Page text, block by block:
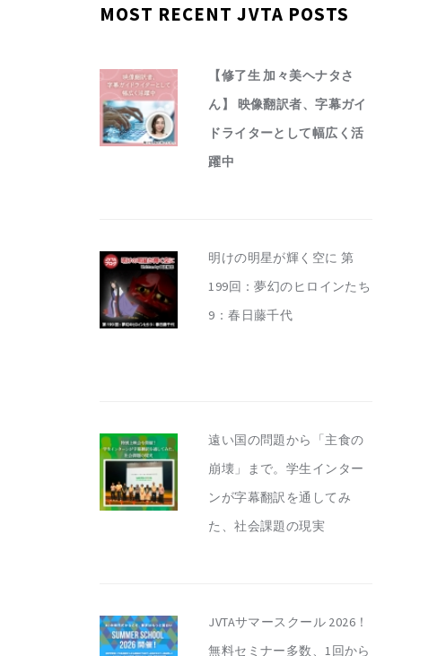
MOST RECENT JVTA POSTS
【修了生 加々美ヘナタさ
ん】 映像翻訳者、字幕ガイ
ドライターとして幅広く活
躍中
明けの明星が輝く空に 第
199回：夢幻のヒロインたち
9：春日藤千代
遠い国の問題から「主食の
崩壊」まで。学生インター
ンが字幕翻訳を通してみ
た、社会課題の現実
JVTAサマースクール 2026！
無料セミナー多数、1回から